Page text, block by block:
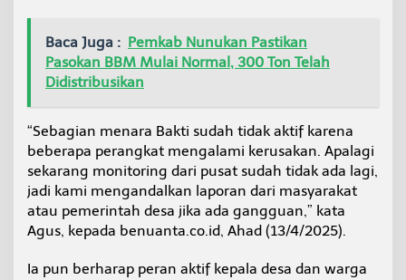
T
a
k
f
Baca Juga : Pemkab Nunukan Pastikan
Pasokan BBM Mulai Normal, 300 Ton Telah
Didistribusikan
“Sebagian menara Bakti sudah tidak aktif karena
beberapa perangkat mengalami kerusakan. Apalagi
sekarang monitoring dari pusat sudah tidak ada lagi,
jadi kami mengandalkan laporan dari masyarakat
atau pemerintah desa jika ada gangguan,” kata
Agus, kepada benuanta.co.id, Ahad (13/4/2025).
Ia pun berharap peran aktif kepala desa dan warga